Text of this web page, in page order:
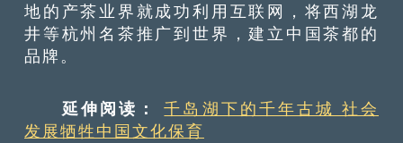
地的产茶业界就成功利用互联网，将西湖龙
井等杭州名茶推广到世界，建立中国茶都的
品牌。
延伸阅读：千岛湖下的千年古城 社会
发展牺牲中国文化保育